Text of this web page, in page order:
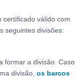
certificado válido com
seguintes divisões:
formar a divisão. Caso
divisão, os barcos